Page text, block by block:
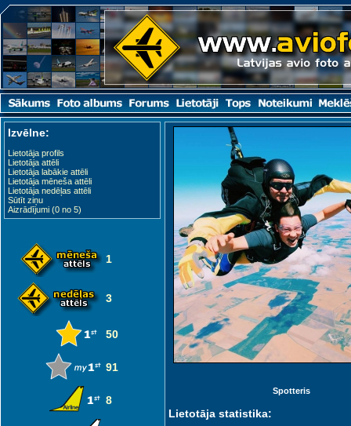
Izvēlne:
Lietotāja profils
Lietotāja attēli
Lietotāja labākie attēli
Lietotāja mēneša attēli
Lietotāja nedēļas attēli
Sūtīt ziņu
Aizrādījumi (0 no 5)
1
3
50
91
8
Spotteris
Lietotāja statistika: